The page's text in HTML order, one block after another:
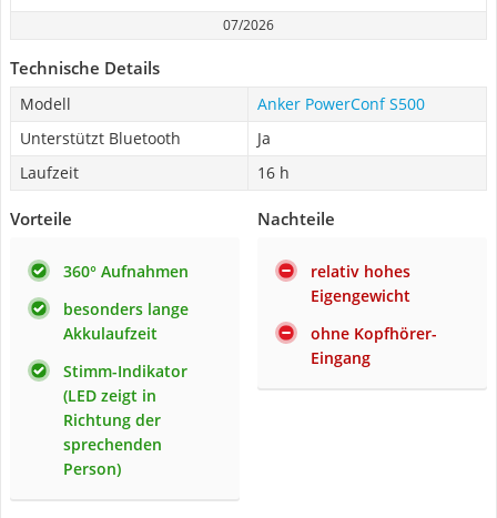
07/2026
Technische Details
Modell
Anker PowerConf S500
Unterstützt Bluetooth
Ja
Laufzeit
16 h
Vorteile
360° Aufnahmen
besonders lange
Akkulaufzeit
Stimm-Indikator
(LED zeigt in
Richtung der
sprechenden
Person)
Nachteile
relativ hohes
Eigengewicht
ohne Kopfhörer-
Eingang